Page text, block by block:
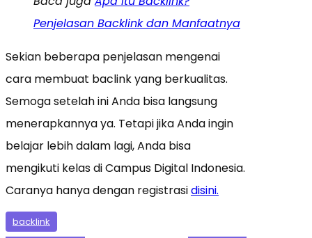
Penjelasan Backlink dan Manfaatnya
Sekian beberapa penjelasan mengenai
cara membuat baclink yang berkualitas.
Semoga setelah ini Anda bisa langsung
menerapkannya ya. Tetapi jika Anda ingin
belajar lebih dalam lagi, Anda bisa
mengikuti kelas di Campus Digital Indonesia.
Caranya hanya dengan registrasidisini.
backlink